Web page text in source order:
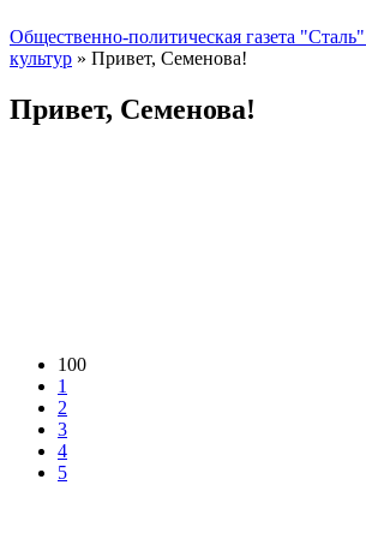
Общественно-политическая газета
культур » Привет, Семенова!
Привет, Семенова!
100
1
2
3
4
5